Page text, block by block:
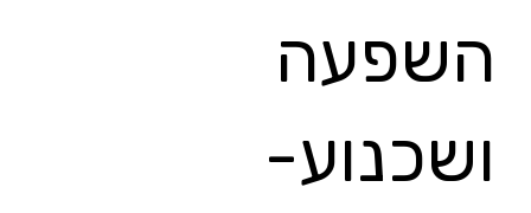
השפעה
ושכנוע-